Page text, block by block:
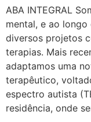
ABA INTEGRAL
mental, e ao
diversos projetos
terapias. Mais
adaptamos uma
terapêutico,
espectro autista
residência, onde